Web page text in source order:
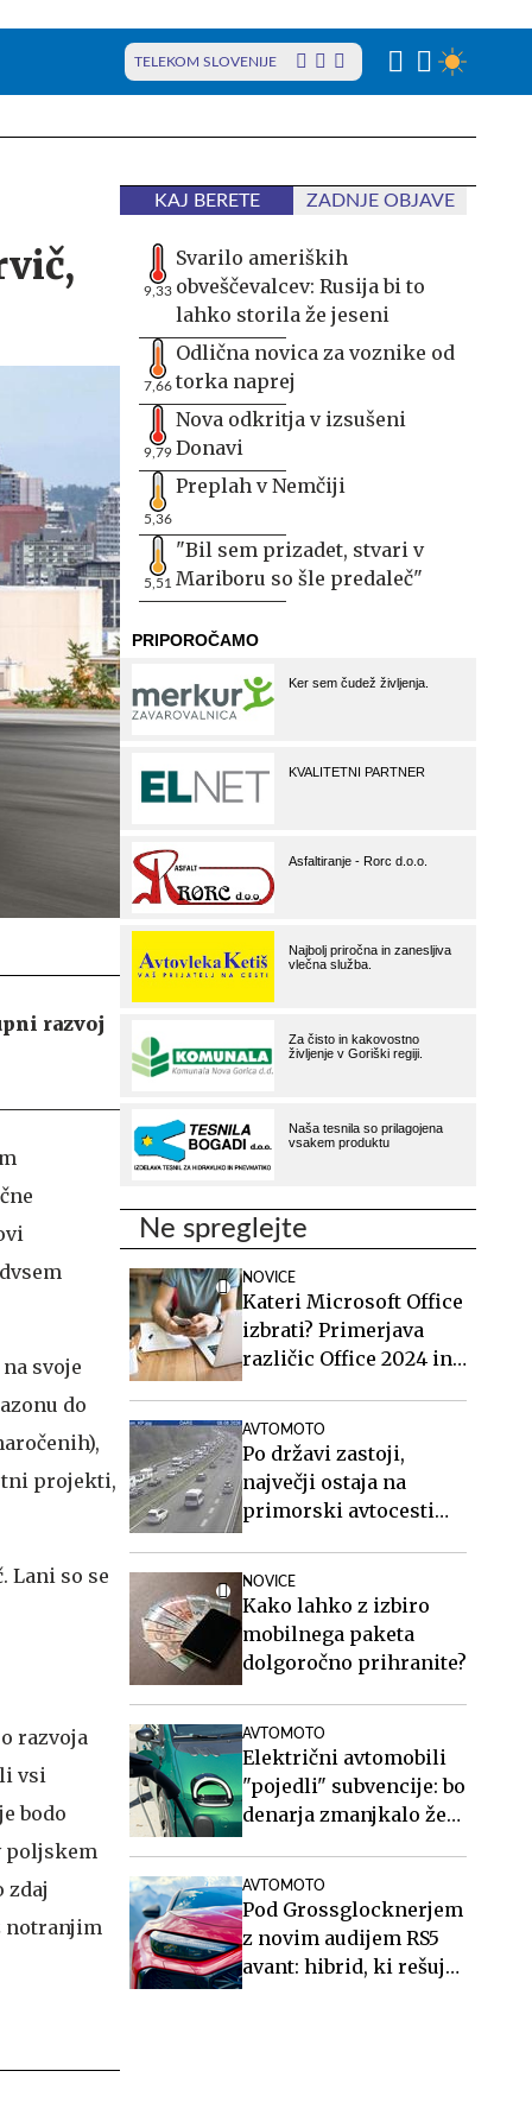
TELEKOM SLOVENIJE
razvoj
svoje
do
projekti,
Lani so se
razvoja
vsi
bodo
poljskem
zdaj
notranjim
KAJ BERETE ZADNJE OBJAVE
9,33
Svarilo ameriških
obveščevalcev: Rusija bi to
lahko storila že jeseni
7,66
Odlična novica za voznike od
torka naprej
9,79
Nova odkritja v izsušeni
Donavi
5,36
Preplah v Nemčiji
5,51
"Bil sem prizadet, stvari v
Mariboru so šle predaleč"
Ne spreglejte
NOVICE
Kateri Microsoft Office
izbrati? Primerjava
različic Office 2024 in
AVTOMOTO
Po državi zastoji,
največji ostaja na
primorski avtocesti
NOVICE
Kako lahko z izbiro
mobilnega paketa
dolgoročno prihranite?
AVTOMOTO
Električni avtomobili
"pojedli" subvencije: bo
denarja zmanjkalo že
AVTOMOTO
Pod Grossglocknerjem
z novim audijem RS5
avant: hibrid, ki rešuje